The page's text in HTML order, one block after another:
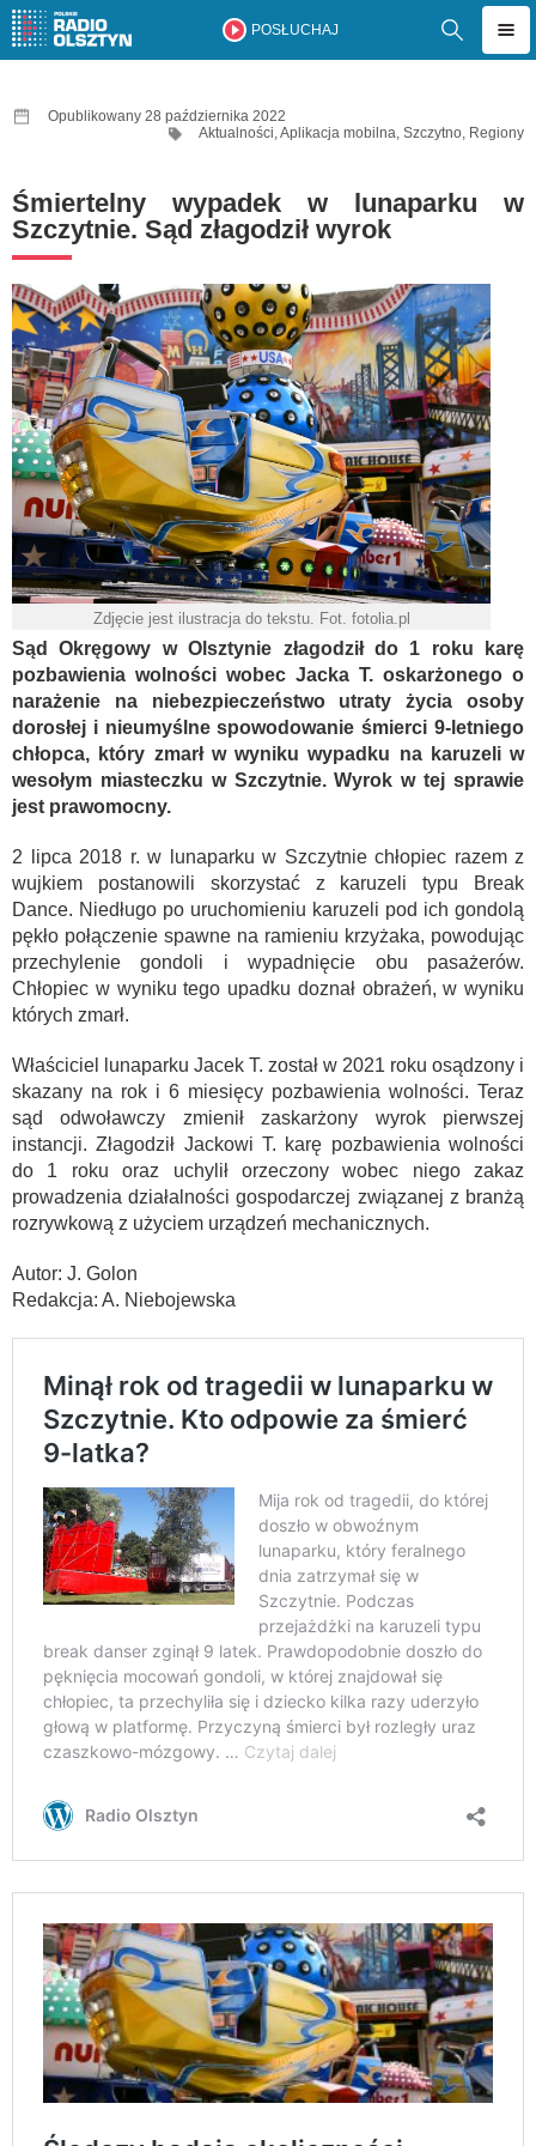
POSŁUCHAJ
Opublikowany 28 października 2022
Aktualności,Aplikacja mobilna, Szczytno, Regiony
Śmiertelny wypadek w lunaparku w
Szczytnie. Sąd złagodził wyrok
Zdjęcie jest ilustracja do tekstu. Fot. fotolia.pl
Sąd Okręgowy w Olsztynie złagodził do 1 roku karę
pozbawienia wolności wobec Jacka T. oskarżonego o
narażenie na niebezpieczeństwo utraty życia osoby
dorosłej i nieumyślne spowodowanie śmierci 9-letniego
chłopca, który zmarł w wyniku wypadku na karuzeli w
wesołym miasteczku w Szczytnie. Wyrok w tej sprawie
jest prawomocny.
2 lipca 2018 r. w lunaparku w Szczytnie chłopiec razem z
wujkiem postanowili skorzystać z karuzeli typu Break
Dance. Niedługo po uruchomieniu karuzeli pod ich gondolą
pękło połączenie spawne na ramieniu krzyżaka, powodując
przechylenie gondoli i wypadnięcie obu pasażerów.
Chłopiec w wyniku tego upadku doznał obrażeń, w wyniku
których zmarł.
Właściciel lunaparku Jacek T. został w 2021 roku osądzony i
skazany na rok i 6 miesięcy pozbawienia wolności. Teraz
sąd odwoławczy zmienił zaskarżony wyrok pierwszej
instancji. Złagodził Jackowi T. karę pozbawienia wolności
do 1 roku oraz uchylił orzeczony wobec niego zakaz
prowadzenia działalności gospodarczej związanej z branżą
rozrywkową z użyciem urządzeń mechanicznych.
Autor: J. Golon
Redakcja: A. Niebojewska